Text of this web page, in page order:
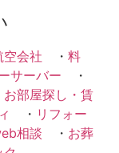
空会社 ・ 料
サーバー ・
お部屋探し・賃
・ リフォー
相談 ・ お葬